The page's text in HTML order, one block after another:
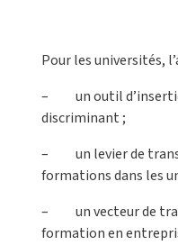
Pour les universités,
– un outil
discriminant ;
– un levier de
formations dans les
– un vecteur de
formation en